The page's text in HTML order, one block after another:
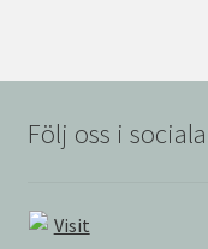
Följ oss i